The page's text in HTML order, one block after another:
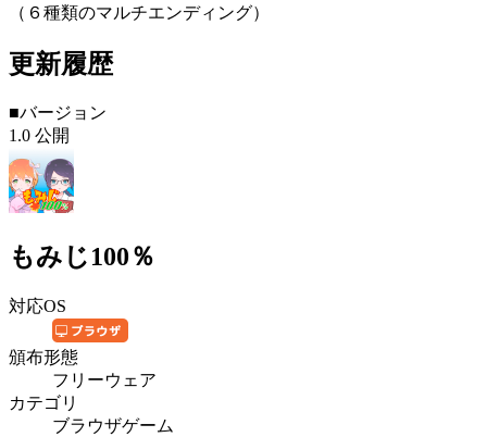
（６種類のマルチエンディング）
更新履歴
■バージョン
1.0 公開
もみじ100％
対応OS
頒布形態
フリーウェア
カテゴリ
ブラウザゲーム